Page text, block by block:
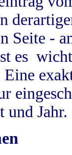
Seite -
es
und Jahr.